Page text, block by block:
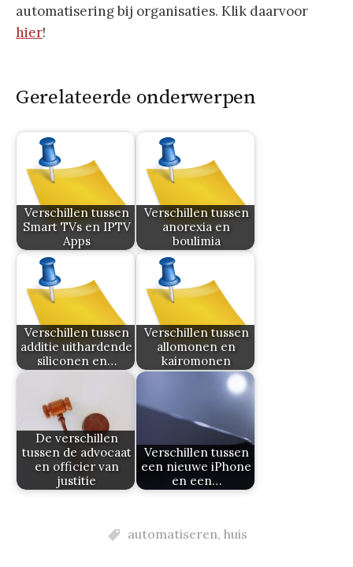
automatisering bij organisaties. Klik daarvoor
hier!
Gerelateerde onderwerpen
Verschillen tussen
Smart TVs en IPTV
Apps
Verschillen tussen
anorexia en
boulimia
Verschillen tussen
additie uithardende
siliconen en…
Verschillen tussen
allomonen en
kairomonen
De verschillen
tussen de advocaat
en officier van
justitie
Verschillen tussen
een nieuwe iPhone
en een…
automatiseren, huis